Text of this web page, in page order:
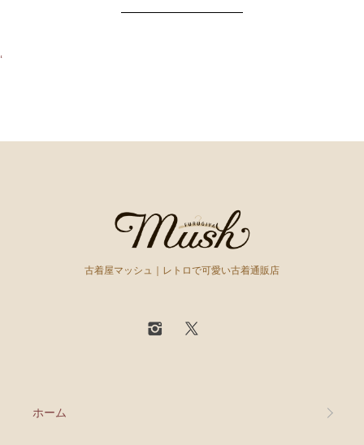
‘
古着屋マッシュ｜レトロで可愛い古着通販店
ホーム